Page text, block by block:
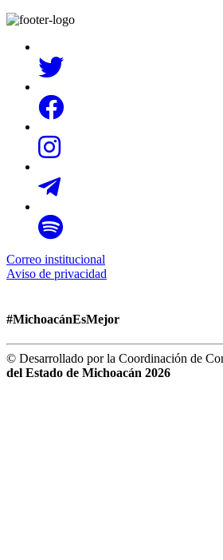
Correo institucional
Aviso de privacidad
#MichoacánEsMejor
© Desarrollado por la Coordinación de
del Estado de Michoacán 2026